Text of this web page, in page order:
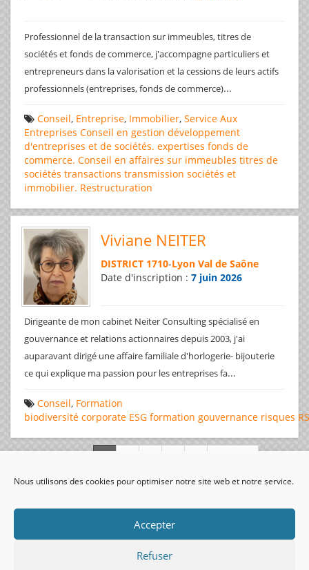
Nous utilisons des cookies pour optimiser notre site web et notre service.
Accepter
Refuser
Professionnel de la transaction sur immeubles, titres de
sociétés et fonds de commerce, j'accompagne particuliers et
entrepreneurs dans la valorisation et la cessions de leurs actifs
professionnels (entreprises, fonds de commerce)...
Conseil, Entreprise, Immobilier, Service Aux
Entreprises Conseil en gestion développement
d'entreprises et de sociétés. expertises fonds de
commerce. Conseil en affaires sur immeubles titres de
sociétés transactions transmission sociétés et
immobilier. Restructuration
Viviane NEITER
DISTRICT 1710-Lyon Val de Saône
Date d'inscription : 7 juin 2026
Dirigeante de mon cabinet Neiter Consulting spécialisé en
gouvernance et relations actionnaires depuis 2003, j'ai
auparavant dirigé une affaire familiale d'horlogerie- bijouterie
ce qui explique ma passion pour les entreprises fa...
Conseil, Formation
biodiversité corporate ESG formation gouvernance risques
visiteurs uniques: